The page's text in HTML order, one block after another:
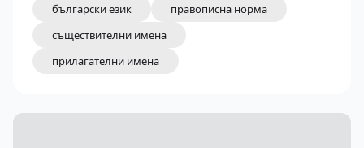
български език
правописна норма
съществителни имена
прилагателни имена